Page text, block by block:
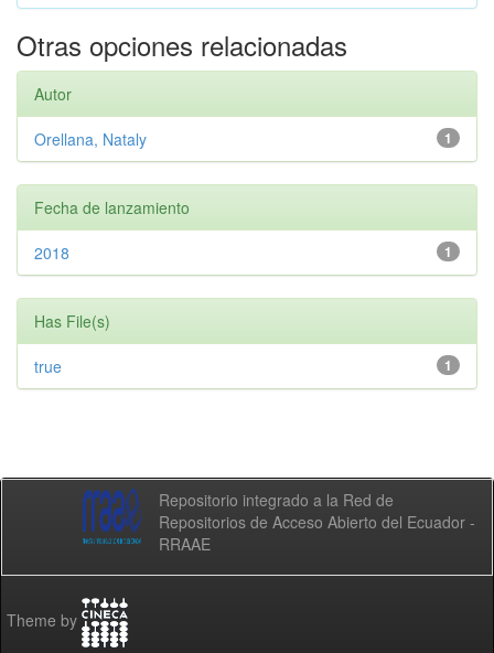
Otras opciones relacionadas
Autor
1
Orellana, Nataly
Fecha de lanzamiento
1
2018
Has File(s)
1
true
Repositorio integrado a la Red de
Repositorios de Acceso Abierto del Ecuador -
RRAAE
Theme by